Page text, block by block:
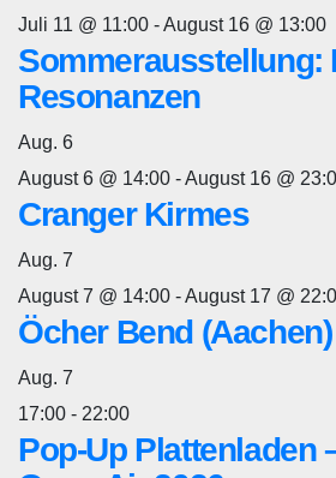
Juli 11 @ 11:00 -August 16 @ 13:00
Sommerausstellung:
Resonanzen
Aug. 6
August 6 @ 14:00 -August 16 @
Cranger Kirmes
Aug. 7
August 7 @ 14:00 -August 17 @
Öcher Bend (Aachen)
Aug. 7
17:00 - 22:00
Pop-Up Plattenladen